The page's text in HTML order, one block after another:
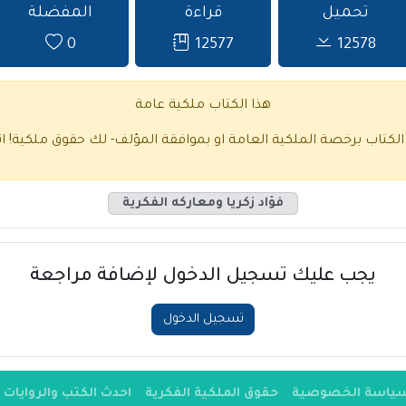
تحميل
12578
قراءة
12577
المفضلة
0
هذا الكتاب ملكية عامة
برخصة الملكية العامة او بموافقة المؤلف- لك حقوق ملكية!
فؤاد زكريا ومعاركه الفكرية
يجب عليك تسجيل الدخول لإضافة مراجعة
تسجيل الدخول
الخصوصية حقوق الملكية الفكرية احدث الكتب والروايات